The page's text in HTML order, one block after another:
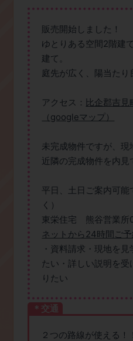
販売開始しました！
ゆとりある空間2階建
建て。
庭先が広く、陽当たり
​アクセス： 比企郡吉見
（googleマップ）
未完成物件ですが、現
近隣の完成物件を内見
平日、土日ご案内可
く）
東栄住宅 熊谷営業所
ネットから24時間ご
・資料請求・現地を
たい・詳しい説明を
りたい
＊交通
２つの路線が使える！！